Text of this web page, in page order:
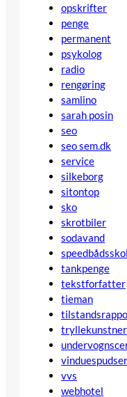
opskrifter
penge
permanent
psykolog
radio
rengøring
samlino
sarah posin
seo
seo sem.dk
service
silkeborg
sitontop
sko
skrotbiler
sodavand
tankpenge
tekstforfatter
tieman
tryllekunstner
vinduespudser
vvs
webhotel